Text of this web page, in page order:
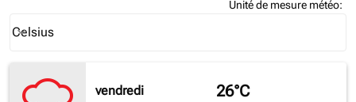
Unité de mesure météo:
Celsius
keyboard_arrow_down
vendredi
26°C